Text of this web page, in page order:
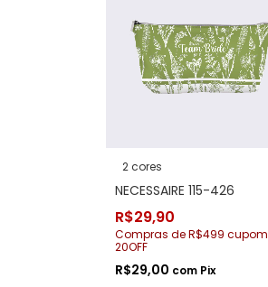
2 cores
NECESSAIRE 115-426
R$29,90
Compras de R$499 cupom
20OFF
R$29,00 com Pix